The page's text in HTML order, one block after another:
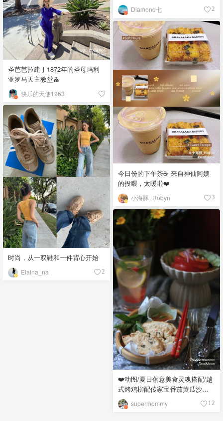
Diamond七 2
圣芭芭拉建于1872年的圣母玛利
亚罗马天主教堂⛪️
快乐的天使1963
今日份的下午茶☕️ 来自神仙阿姨
的投喂，太暖啦❤️
小海豚_Robyn 3
时尚，从一双鞋和一件背心开始
Elaina_na 2
❤️动图/夏日创意美食灵魂搭配/越
式烤鸡柳配传家宝番茄黄瓜沙拉
😍
supermommy 12